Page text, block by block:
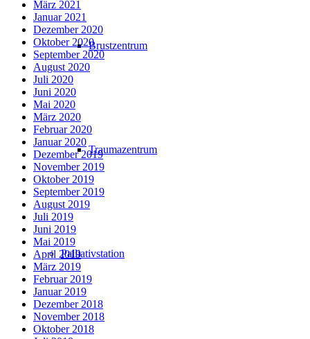
Brustzentrum
Traumazentrum
Palliativstation
März 2021
Januar 2021
Dezember 2020
Oktober 2020
September 2020
August 2020
Juli 2020
Juni 2020
Mai 2020
März 2020
Februar 2020
Januar 2020
Dezember 2019
November 2019
Oktober 2019
September 2019
August 2019
Juli 2019
Juni 2019
Mai 2019
April 2019
März 2019
Februar 2019
Januar 2019
Dezember 2018
November 2018
Oktober 2018